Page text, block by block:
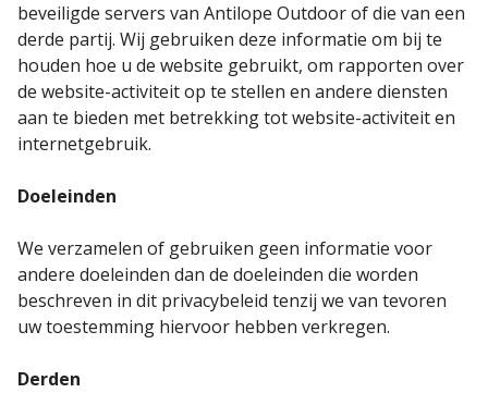
beveiligde servers van Antilope Outdoor of die van een
derde partij. Wij gebruiken deze informatie om bij te
houden hoe u de website gebruikt, om rapporten over
de website-activiteit op te stellen en andere diensten
aan te bieden met betrekking tot website-activiteit en
internetgebruik.
Doeleinden
We verzamelen of gebruiken geen informatie voor
andere doeleinden dan de doeleinden die worden
beschreven in dit privacybeleid tenzij we van tevoren
uw toestemming hiervoor hebben verkregen.
Derden